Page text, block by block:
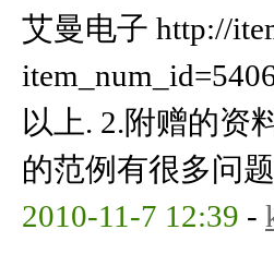
艾曼电子 http://
以上. 2.附赠的资
的范例有很多问
2010-11-7 12:39 -